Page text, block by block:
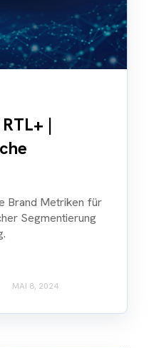
|
Brand Metriken für
Segmentierung
MAI 8, 2024